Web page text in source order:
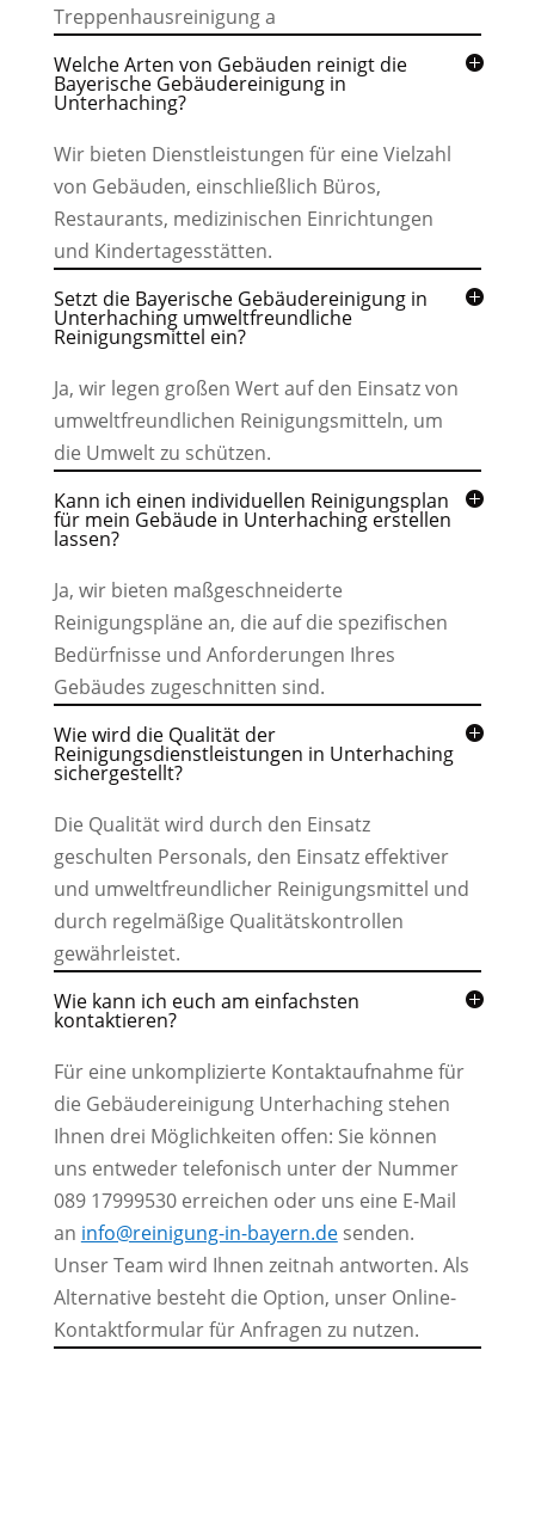
Treppenhausreinigung a
Welche Arten von Gebäuden reinigt die
Bayerische Gebäudereinigung in
Unterhaching?
Wir bieten Dienstleistungen für eine Vielzahl
von Gebäuden, einschließlich Büros,
Restaurants, medizinischen Einrichtungen
und Kindertagesstätten.
Setzt die Bayerische Gebäudereinigung in
Unterhaching umweltfreundliche
Reinigungsmittel ein?
Ja, wir legen großen Wert auf den Einsatz von
umweltfreundlichen Reinigungsmitteln, um
die Umwelt zu schützen.
Kann ich einen individuellen Reinigungsplan
für mein Gebäude in Unterhaching erstellen
lassen?
Ja, wir bieten maßgeschneiderte
Reinigungspläne an, die auf die spezifischen
Bedürfnisse und Anforderungen Ihres
Gebäudes zugeschnitten sind.
Wie wird die Qualität der
Reinigungsdienstleistungen in Unterhaching
sichergestellt?
Die Qualität wird durch den Einsatz
geschulten Personals, den Einsatz effektiver
und umweltfreundlicher Reinigungsmittel und
durch regelmäßige Qualitätskontrollen
gewährleistet.
Wie kann ich euch am einfachsten
kontaktieren?
Für eine unkomplizierte Kontaktaufnahme für
die Gebäudereinigung Unterhaching stehen
Ihnen drei Möglichkeiten offen: Sie können
uns entweder telefonisch unter der Nummer
089 17999530 erreichen oder uns eine E-Mail
an info@reinigung-in-bayern.desenden.
Unser Team wird Ihnen zeitnah antworten. Als
Alternative besteht die Option, unser Online-
Kontaktformular für Anfragen zu nutzen.